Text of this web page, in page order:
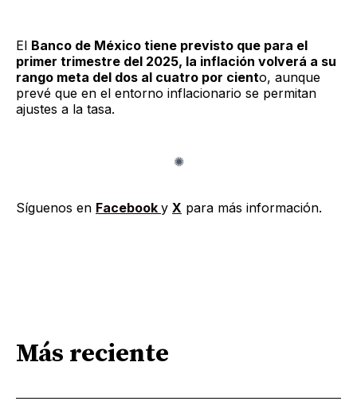
El Banco de México tiene previsto que para el
primer trimestre del 2025, la inflación volverá a su
rango meta del dos al cuatro por ciento, aunque
prevé que en el entorno inflacionario se permitan
ajustes a la tasa.
Síguenos en Facebook y X para más información.
Más reciente